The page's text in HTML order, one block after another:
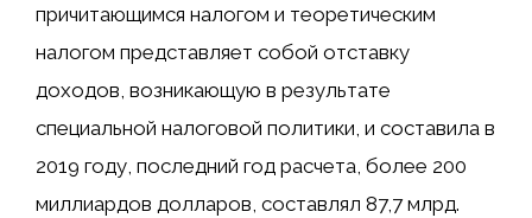
причитающимся налогом и теоретическим
налогом представляет собой отставку
доходов, возникающую в результате
специальной налоговой политики, и составила в
2019 году, последний год расчета, более 200
миллиардов долларов, составлял 87,7 млрд.